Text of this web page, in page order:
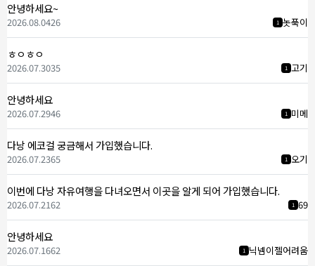
안녕하세요~
1 놋푹이
2026.08.0426
ㅎㅇㅎㅇ
1 고기
2026.07.3035
안녕하세요
1 미메
2026.07.2946
다낭 에코걸 궁금해서 가입했습니다.
1 오기
2026.07.2365
이번에 다낭 자유여행을 다녀오면서 이곳을 알게 되어 가입했습니다.
1 69
2026.07.2162
안녕하세요
1 닉넴이젤어려움
2026.07.1662